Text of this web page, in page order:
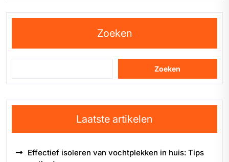
Zoeken
Zoeken
Laatste artikelen
Effectief isoleren van vochtplekken in huis: Tips